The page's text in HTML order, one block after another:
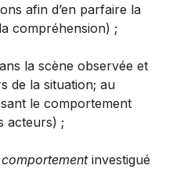
afin d’en parfaire la
compréhension) ;
la scène observée et
de la situation; au
le comportement
acteurs) ;
investigué